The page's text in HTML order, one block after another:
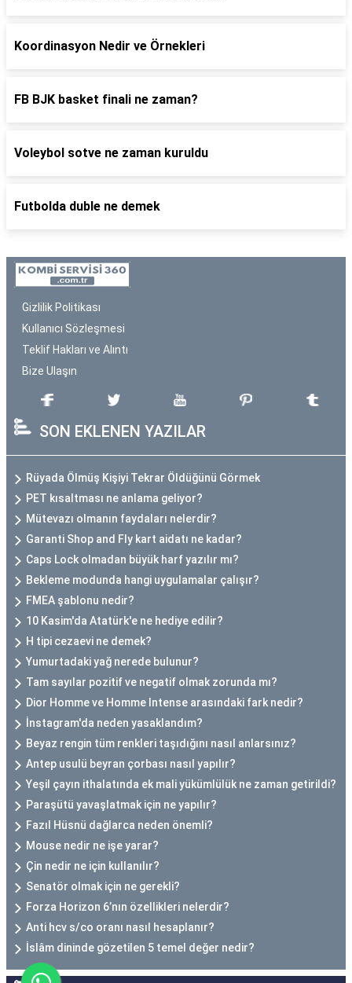
Koordinasyon Nedir ve Örnekleri
FB BJK basket finali ne zaman?
Voleybol sotve ne zaman kuruldu
Futbolda duble ne demek
Gizlilik Politikası
Kullanıcı Sözleşmesi
Teklif Hakları ve Alıntı
Bize Ulaşın
SON EKLENEN YAZILAR
Rüyada Ölmüş Kişiyi Tekrar Öldüğünü Görmek
PET kısaltması ne anlama geliyor?
Mütevazı olmanın faydaları nelerdir?
Garanti Shop and Fly kart aidatı ne kadar?
Caps Lock olmadan büyük harf yazılır mı?
Bekleme modunda hangi uygulamalar çalışır?
FMEA şablonu nedir?
10 Kasim'da Atatürk'e ne hediye edilir?
H tipi cezaevi ne demek?
Yumurtadaki yağ nerede bulunur?
Tam sayılar pozitif ve negatif olmak zorunda mı?
Dior Homme ve Homme Intense arasındaki fark nedir?
İnstagram'da neden yasaklandım?
Beyaz rengin tüm renkleri taşıdığını nasıl anlarsınız?
Antep usulü beyran çorbası nasıl yapılır?
Yeşil çayın ithalatında ek mali yükümlülük ne zaman getirildi?
Paraşütü yavaşlatmak için ne yapılır?
Fazıl Hüsnü dağlarca neden önemli?
Mouse nedir ne işe yarar?
Çin nedir ne için kullanılır?
Senatör olmak için ne gerekli?
Forza Horizon 6’nın özellikleri nelerdir?
Anti hcv s/co oranı nasıl hesaplanır?
İslâm dininde gözetilen 5 temel değer nedir?